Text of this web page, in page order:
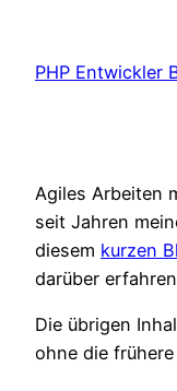
springen
PHP Entwickler
Agiles Arbeiten
seit Jahren
diesem kurzen
darüber
Die übrigen
ohne die